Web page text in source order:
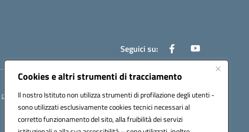
Cookies e altri strumenti di tracciamento
Il nostro Istituto non utilizza strumenti di profilazione degli utenti -
sono utilizzati esclusivamente cookies tecnici necessari al
corretto funzionamento del sito, alla fruibilità dei servizi
Seguici su:
ctic83200r@pec.istruzione.it